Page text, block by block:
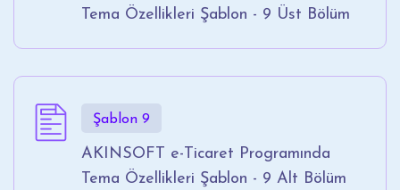
Tema Özellikleri Şablon - 9 Üst Bölüm
Şablon 9
AKINSOFT e-Ticaret Programında
Tema Özellikleri Şablon - 9 Alt Bölüm